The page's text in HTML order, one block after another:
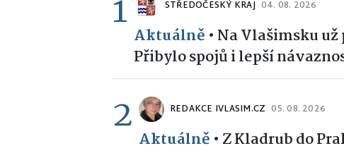
1 STŘEDOČESKÝ KRAJ 04. 08. 2026
Aktuálně • Na Vlašimsku
Přibylo spojů i lepší
2 REDAKCE IVLASIM.CZ 05. 08. 2026
Aktuálně • Z Kladrub do